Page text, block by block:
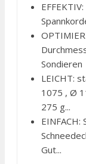
Sondieren
LEICHT:
1075 , Ø
275 g...
Gut...